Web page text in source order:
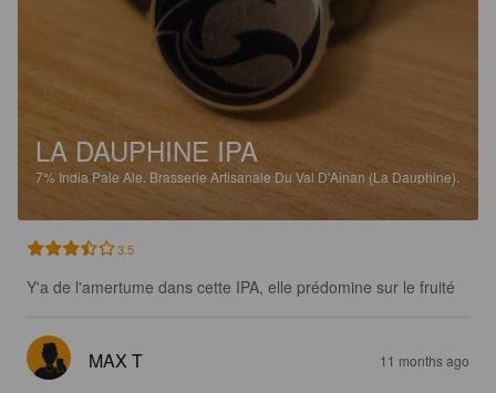
LA DAUPHINE IPA
7% India Pale Ale. Brasserie Artisanale Du Val D'Ainan (La Dauphine).
3.5
Y'a de l'amertume dans cette IPA, elle prédomine sur le fruité
MAX T 11 months ago